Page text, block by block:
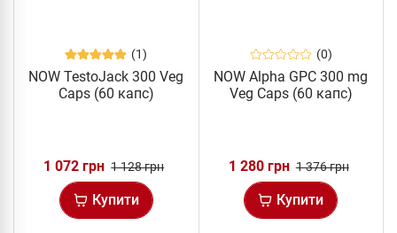
(1)
NOW TestoJack 300 Veg
Caps (60 капс)
1 072 грн 1 128 грн
Купити
(0)
NOW Alpha GPC 300 mg
Veg Caps (60 капс)
1 280 грн 1 376 грн
Купити